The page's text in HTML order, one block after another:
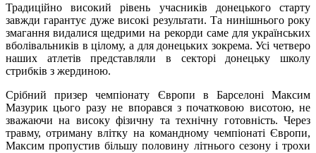
Традиційно високий рівень учасників донецького старту
завжди гарантує дуже високі результати. Та нинішнього року
змагання видалися щедрими на рекорди саме для українських
вболівальників в цілому, а для донецьких зокрема. Усі четверо
наших атлетів представляли в секторі донецьку школу
стрибків з жердиною.
Срібний призер чемпіонату Європи в Барселоні Максим
Мазурик цього разу не впорався з початковою висотою, не
зважаючи на високу фізичну та технічну готовність. Через
травму, отриману влітку на командному чемпіонаті Європи,
Максим пропустив більшу половину літнього сезону і трохи